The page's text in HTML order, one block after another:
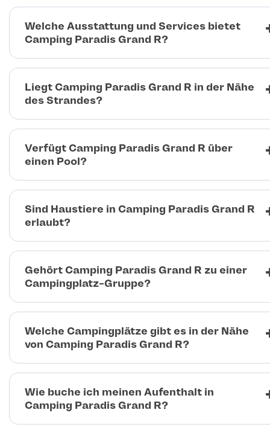
Welche Ausstattung und Services bietet
Camping Paradis Grand R?
Liegt Camping Paradis Grand R in der Nähe
des Strandes?
Verfügt Camping Paradis Grand R über
einen Pool?
Sind Haustiere in Camping Paradis Grand R
erlaubt?
Gehört Camping Paradis Grand R zu einer
Campingplatz-Gruppe?
Welche Campingplätze gibt es in der Nähe
von Camping Paradis Grand R?
Wie buche ich meinen Aufenthalt in
Camping Paradis Grand R?